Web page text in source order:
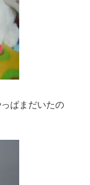
ぱまだいたの